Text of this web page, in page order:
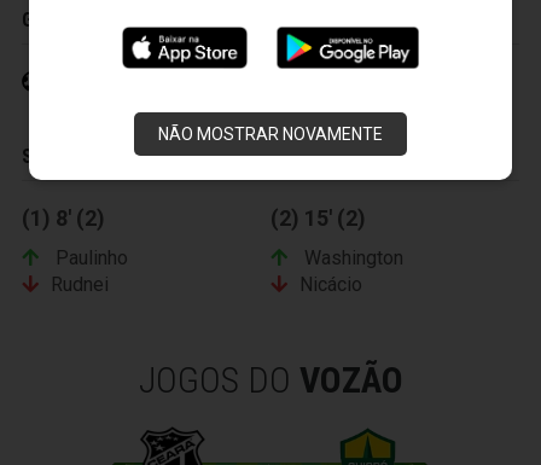
NÃO MOSTRAR NOVAMENTE
GOLS
SUBSTITUIÇÕES
(1) 8' (2)
Paulinho
Rudnei
(2) 15' (2)
Washington
Nicácio
JOGOS DO VOZÃO